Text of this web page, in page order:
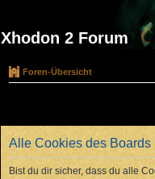
Xhodon 2 Forum
Foren-Übersicht
Alle Cookies des Boards
Bist du dir sicher, dass du alle